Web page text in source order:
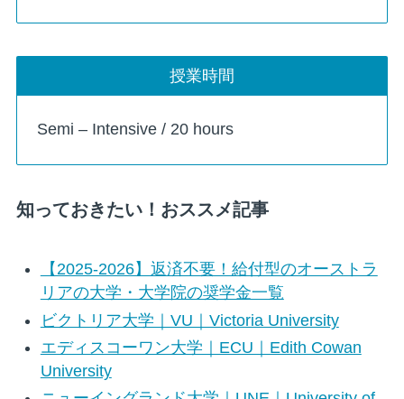
授業時間
Semi – Intensive / 20 hours
知っておきたい！おススメ記事
【2025-2026】返済不要！給付型のオーストラ
リアの大学・大学院の奨学金一覧
ビクトリア大学｜VU｜Victoria University
エディスコーワン大学｜ECU｜Edith Cowan
University